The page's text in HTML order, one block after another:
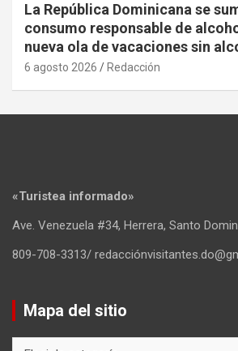
La República Dominicana se
consumo responsable de
nueva ola de vacaciones sin
6 agosto 2026 Redacción
«Turistea informado»
Ave. Venezuela #34, Herrera, Santo
809-708-3313/
Mapa del sitio